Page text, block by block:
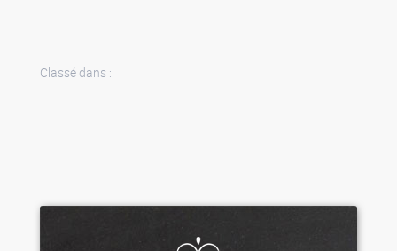
Classé dans :